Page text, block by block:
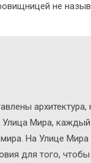
не
архитектура,
Улица Мира,
На Улице Мира
для того,